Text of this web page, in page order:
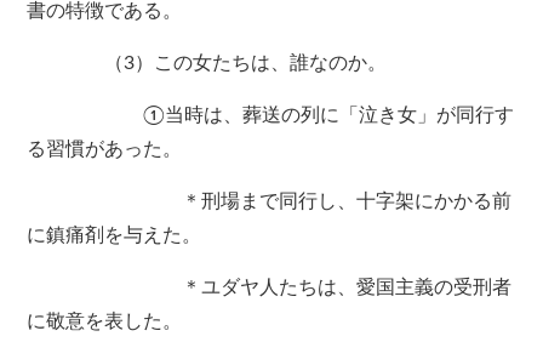
書の特徴である。
（3）この女たちは、誰なのか。
①当時は、葬送の列に「泣き女」が同行す
る習慣があった。
＊刑場まで同行し、十字架にかかる前
に鎮痛剤を与えた。
＊ユダヤ人たちは、愛国主義の受刑者
に敬意を表した。